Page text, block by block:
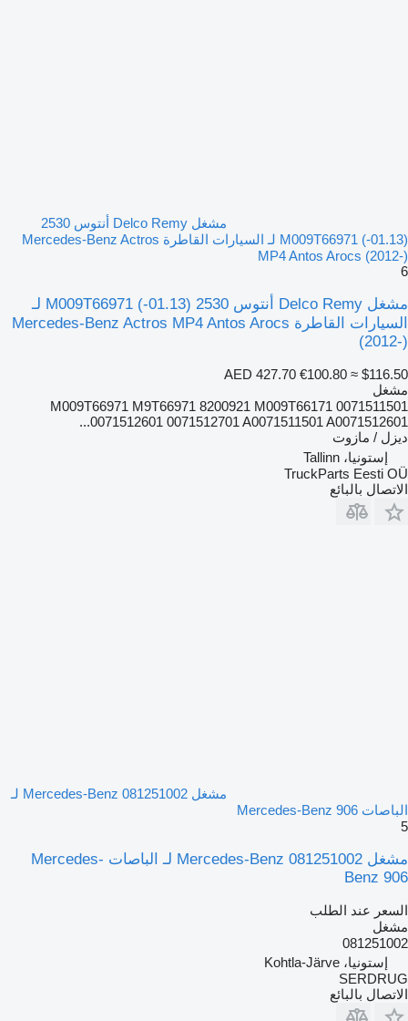
مشغل Delco Remy أنتوس 2530
(01.13-) M009T66971 لـ السيارات القاطرة Mercedes-Benz Actros
MP4 Antos Arocs (2012-)
6
مشغل Delco Remy أنتوس 2530 (01.13-) M009T66971 لـ
السيارات القاطرة Mercedes-Benz Actros MP4 Antos Arocs
(2012-)
AED 427.70 €100.80 ≈ $116.50
مشغل
M009T66971 M9T66971 8200921 M009T66171 0071511501
0071512601 0071512701 A0071511501 A0071512601...
ديزل / مازوت
إستونيا، Tallinn
TruckParts Eesti OÜ
الاتصال بالبائع
مشغل Mercedes-Benz 081251002 لـ
الباصات Mercedes-Benz 906
5
مشغل Mercedes-Benz 081251002 لـ الباصات Mercedes-
Benz 906
السعر عند الطلب
مشغل
081251002
إستونيا، Kohtla-Järve
SERDRUG
الاتصال بالبائع